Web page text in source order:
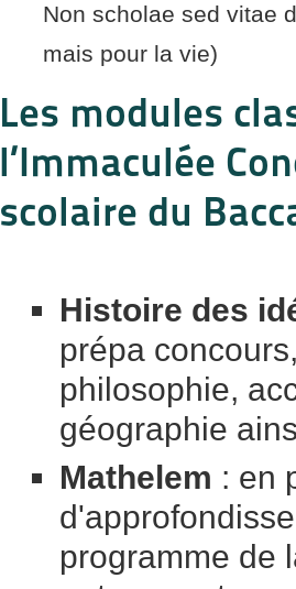
Non scholae sed vitae
mais pour la vie)
Les modules
l’Immaculée
scolaire du
Histoire des
prépa
philosophie,
géographie
Mathelem : en
programme de